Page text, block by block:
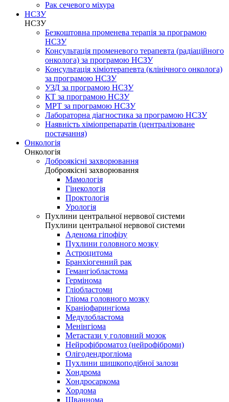
Рак сечевого міхура
НСЗУ
НСЗУ
Безкоштовна променева терапія за програмою
НСЗУ
Консультація променевого терапевта (радіаційного
онколога) за програмою НСЗУ
Консультація хіміотерапевта (клінічного онколога)
за програмою НСЗУ
УЗД за програмою НСЗУ
КТ за програмою НСЗУ
МРТ за програмою НСЗУ
Лабораторна діагностика за програмою НСЗУ
Наявність хіміопрепаратів (централізоване
постачання)
Онкологія
Онкологія
Доброякісні захворювання
Доброякісні захворювання
Мамологія
Гінекологія
Проктологія
Урологія
Пухлини центральної нервової системи
Пухлини центральної нервової системи
Аденома гіпофізу
Пухлини головного мозку
Астроцитома
Бранхіогенний рак
Гемангіобластома
Гермінома
Гліобластоми
Гліома головного мозку
Краніофарингіома
Медулобластома
Менінгіома
Метастази у головний мозок
Нейрофіброматоз (нейрофіброми)
Олігодендрогліома
Пухлини шишкоподібної залози
Хондрома
Хондросаркома
Хордома
Шваннома